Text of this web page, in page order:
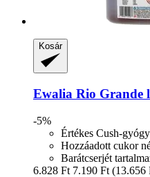
Kosár
Ewalia Rio Grande
-5%
Értékes Cush-
Hozzáadott cukor
Barátcserjét
6.828 Ft 7.190 Ft (13.656